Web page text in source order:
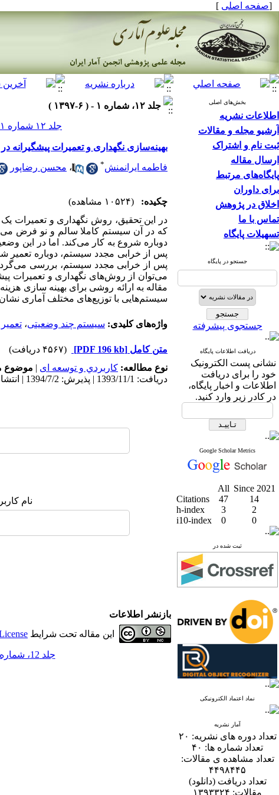
[صفحه اصلی ]
بخش‌های اصلی
اطلاعات نشریه
آرشیو مجله و مقالات
ثبت نام و اشتراک
ارسال مقاله
پایگاه‌های مرتبط
برای داوران
اخلاق در پژوهش
تماس با ما
تسهیلات پایگاه
جستجو در پایگاه
جستجوی پیشرفته
دریافت اطلاعات پایگاه
نشانی پست الکترونیک
خود را برای دریافت
اطلاعات و اخبار پایگاه،
در کادر زیر وارد کنید.
Google Scholar Metrics
All Since 2021
Citations
47
14
h-index
3
2
i10-index
0 0
ثبت شده در
نماد اعتماد الکترونیکی
آمار نشریه
تعداد دوره های نشریه: ۲۰
تعداد شماره ها: ۴۰
تعداد مشاهده ی مقالات:
۴۴۹۸۴۴۵
تعداد دریافت (دانلود)
مقالات: ۱۳۹۳۳۲۴
جلد ۱۲، شماره ۱ - ( ۶-۱۳۹۷ )
جلد ۱۲ شماره ۱ صفحات ۷۲-۵۷
بهینه‌سازی نگهداری و تعمیرات پیشگیرانه
فاطمه ایرانمنش* ، محسن رضاپور
چکیده:
(۱۰۵۲۴ مشاهده)
در این تحقیق، روش نگهداری و تعمیرات
که در آن سیستم کاملا سالم و نو فرض
دوباره شروع به کار می‌کند. اما در این
پس از خرابی مجدد سیستم، دوباره
پس از خرابی مجدد سیستم، بررسی
می‌توان از روش‌های نگهداری و تعمیرات
مقاله به ارائه روشی برای بهینه سازی
سیستم‌هایی با توزیع‌های مختلف آماری
واژه‌های کلیدی: سیستم چند وضعیتی،
متن کامل [PDF 196 kb]
(۴۵۶۷ دریافت)
نوع مطالعه: كاربردي و توسعه ای | موضوع
دریافت: 1393/11/1 | پذیرش: 1394/7/2 | انتشار: 1397/1/26
نام
بازنشر اطلاعات
این مقاله تحت شرایط
جلد 12، شماره 1 - ( 6-1397 )